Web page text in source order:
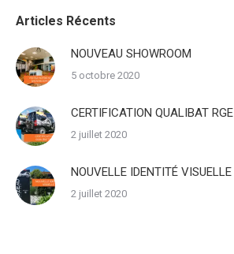
Articles Récents
NOUVEAU SHOWROOM
5 octobre 2020
CERTIFICATION QUALIBAT RGE
2 juillet 2020
NOUVELLE IDENTITÉ VISUELLE
2 juillet 2020